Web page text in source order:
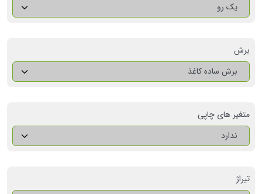
یک رو
برش
برش ساده کاغذ
متغیر های چاپی
ندارد
تیراژ